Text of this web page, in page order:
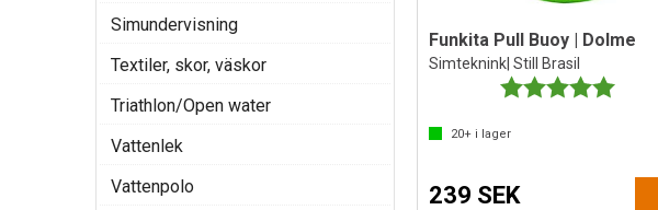
Simundervisning
Textiler, skor, väskor
Triathlon/Open water
Vattenlek
Vattenpolo
Funkita Pull Buoy | Dolme
Simteknink| Still Brasil
Betyg:
20+i lager
239 SEK